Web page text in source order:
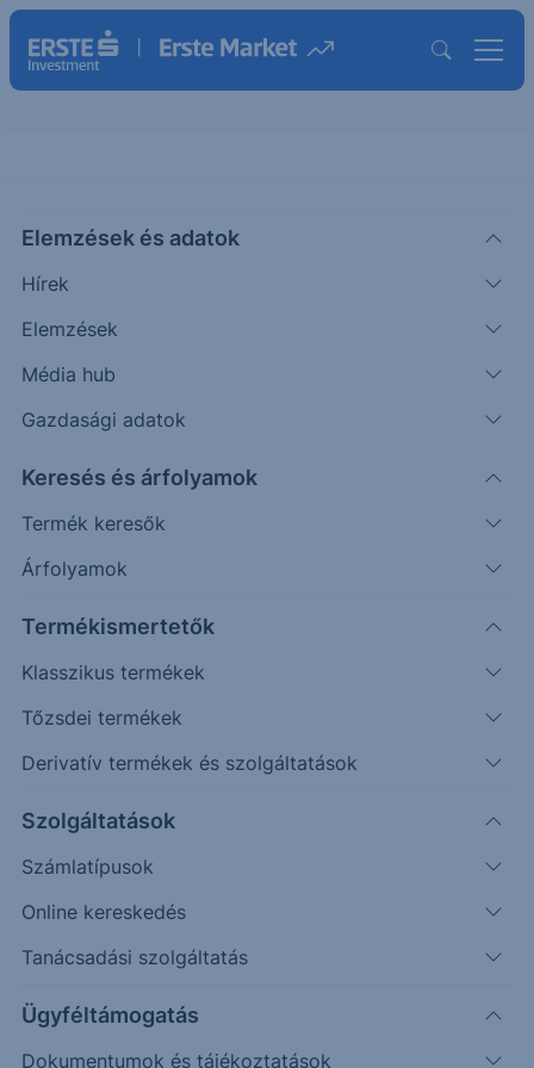
Elemzések és adatok
Hírek
Elemzések
Média hub
Gazdasági adatok
Keresés és árfolyamok
Termék keresők
Árfolyamok
Termékismertetők
Klasszikus termékek
Tőzsdei termékek
Derivatív termékek és szolgáltatások
Szolgáltatások
Számlatípusok
Online kereskedés
Tanácsadási szolgáltatás
Ügyféltámogatás
Dokumentumok és tájékoztatások
Árfolyamok
Budapesti Értéktőzsde BÉT Certifikátok/
BUX
146000
148000
146 563.20 -1522.77 Forg.:16M
A nap nyertesei
Termék
DEUTSCHE TELEKOM AG
Adidas
365.7500